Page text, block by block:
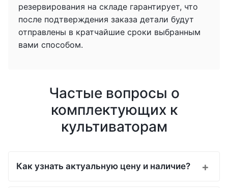
резервирования на складе гарантирует, что
после подтверждения заказа детали будут
отправлены в кратчайшие сроки выбранным
вами способом.
Частые вопросы о
комплектующих к
культиваторам
Как узнать актуальную цену и наличие?